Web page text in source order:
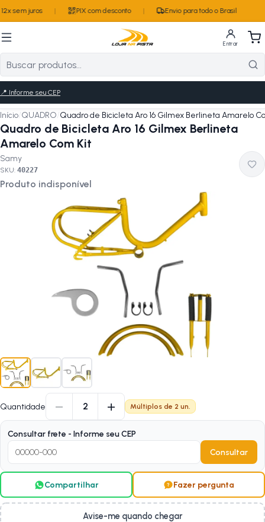
sem juros PIX com desconto Envio para todo o Brasil
Entrar
📍 Informe seu CEP
Início/QUADRO/Quadro de Bicicleta Aro 16 Gilmex Berlineta Amarelo
Quadro de Bicicleta Aro 16 Gilmex Berlineta
Amarelo Com Kit
Samy
SKU: 40227
Produto indisponível
Quantidade − 2 + Múltiplos de 2 un.
Consultar frete - Informe seu CEP
Consultar
Compartilhar Fazer pergunta
Avise-me quando chegar